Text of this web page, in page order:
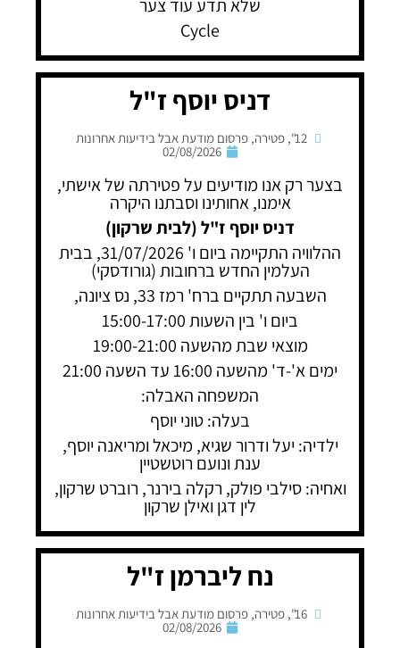
שלא תדע עוד צער
Cycle
דניס יוסף ז"ל
12"
, פטירה, פרסום מודעת אבל בידיעות אחרונות
02/08/2026
בצער רק אנו מודיעים על פטירתה של אישתי,
אימנו, אחותינו וסבתנו היקרה
דניס יוסף ז"ל (לבית שרקון)
ההלוויה התקיימה ביום ו' 31/07/2026, בבית
העלמין החדש ברחובות (גורודסקי)
השבעה תתקיים ברח' רמז 33, נס ציונה,
ביום ו' בין השעות 15:00-17:00
מוצאי שבת מהשעה 19:00-21:00
ימים א'-ד' מהשעה 16:00 עד השעה 21:00
המשפחה האבלה:
בעלה: טוני יוסף
ילדיה: יעל ודרור שגיא, מיכאל ומריאנה יוסף,
ענת ונועם רוטשטיין
ואחיה: סילבי פולק, רקלה בירנר, רוברט שרקון,
לין דגן ואילן שרקון
נח ליברמן ז"ל
16"
, פטירה, פרסום מודעת אבל בידיעות אחרונות
02/08/2026